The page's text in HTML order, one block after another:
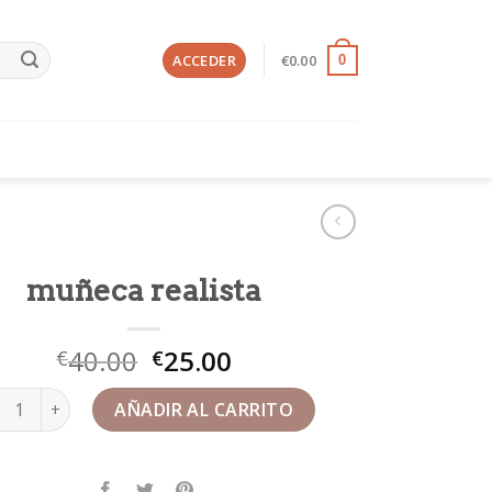
ACCEDER €0.00 0
muñeca realista
€40.00 €25.00
realista cantidadAÑADIR AL CARRITO